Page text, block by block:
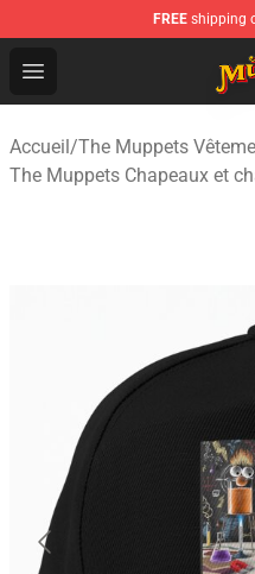
FREE shipping
Open menu
The Muppets Store -
Accueil/The Muppets
The Muppets Chapeaux et